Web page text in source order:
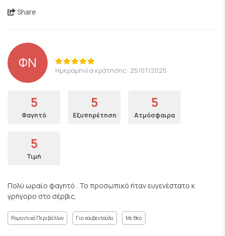
Share
ΦΝ Ημερομηνία κράτησης: 25/07/2025
5
Φαγητό
5
Εξυπηρέτηση
5
Ατμόσφαιρα
5
Τιμή
Πολύ ωραίο φαγητό . Το προσωπικό ήταν ευγενέστατο κ
γρήγορο στο σέρβις.
Ρομαντικό Περιβάλλον Για κουβεντούλα Με θέα